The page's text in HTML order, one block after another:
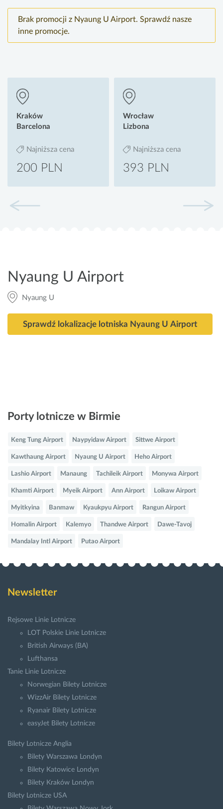
Brak promocji z Nyaung U Airport. Sprawdź nasze
inne promocje.
Kraków
Barcelona
Najniższa cena
200 PLN
Wrocław
Lizbona
Najniższa cena
393 PLN
Nyaung U Airport
Nyaung U
Sprawdź lokalizacje lotniska Nyaung U Airport
Porty lotnicze w Birmie
Keng Tung Airport Naypyidaw Airport Sittwe Airport
Kawthaung Airport Nyaung U Airport Heho Airport
Lashio Airport Manaung Tachileik Airport Monywa Airport
Khamti Airport Myeik Airport Ann Airport Loikaw Airport
Myitkyina Banmaw Kyaukpyu Airport Rangun Airport
Homalin Airport Kalemyo Thandwe Airport Dawe-Tavoj
Mandalay Intl Airport Putao Airport
Newsletter
Rejsowe Linie Lotnicze
LOT Polskie Linie Lotnicze
British Airways (BA)
Lufthansa
Tanie Linie Lotnicze
Norwegian Bilety Lotnicze
WizzAir Bilety Lotnicze
Ryanair Bilety Lotnicze
easyJet Bilety Lotnicze
Bilety Lotnicze Anglia
Bilety Warszawa Londyn
Bilety Katowice Londyn
Bilety Kraków Londyn
Bilety Lotnicze USA